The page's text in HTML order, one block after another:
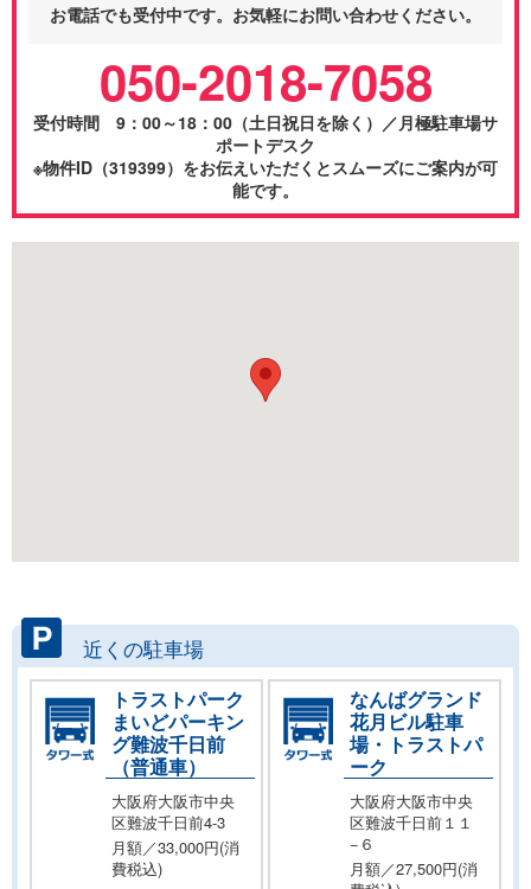
お電話でも受付中です。お気軽にお問い合わせください。
050-2018-7058
受付時間 9：00～18：00（土日祝日を除く）／月極駐車場サ
ポートデスク
※物件ID（319399）をお伝えいただくとスムーズにご案内が可
能です。
近くの駐車場
トラストパーク
まいどパーキン
グ難波千日前
（普通車）
大阪府大阪市中央
区難波千日前4-3
月額／33,000円(消
費税込)
なんばグランド
花月ビル駐車
場・トラストパ
ーク
大阪府大阪市中央
区難波千日前１１
−６
月額／27,500円(消